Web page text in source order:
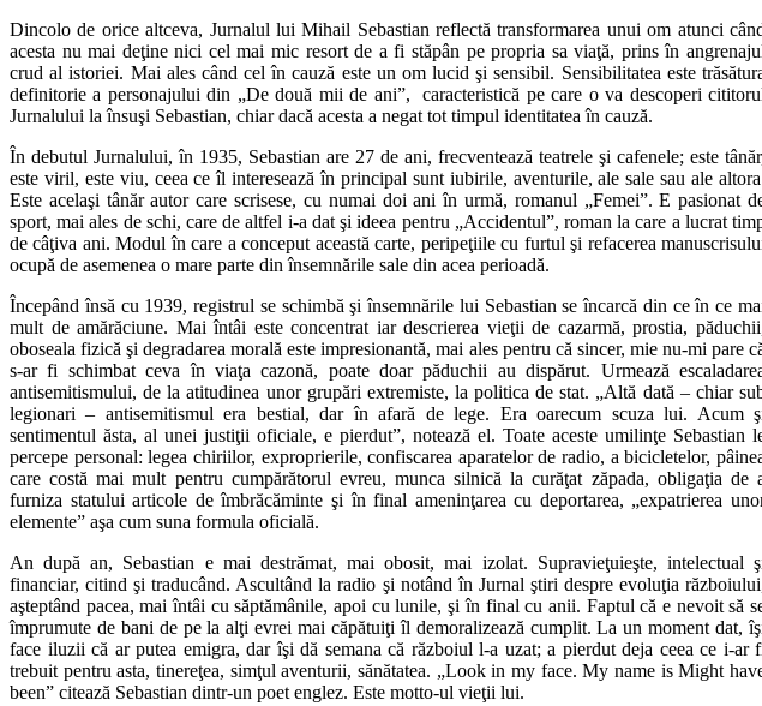
Dincolo de orice altceva, Jurnalul lui Mihail Sebastian reflectă transformarea unui om atunci
acesta nu mai deţine nici cel mai mic resort de a fi stăpân pe propria sa viaţă, prins în
crud al istoriei. Mai ales când cel în cauză este un om lucid şi sensibil. Sensibilitatea este
definitorie a personajului din „De două mii de ani”, caracteristică pe care o va descoperi
Jurnalului la însuşi Sebastian, chiar dacă acesta a negat tot timpul identitatea în cauză.
În debutul Jurnalului, în 1935, Sebastian are 27 de ani, frecventează teatrele şi cafenele; este
este viril, este viu, ceea ce îl interesează în principal sunt iubirile, aventurile, ale sale sau ale
Este acelaşi tânăr autor care scrisese, cu numai doi ani în urmă, romanul „Femei”. E pasionat
sport, mai ales de schi, care de altfel i-a dat şi ideea pentru „Accidentul”, roman la care a lucrat
de câţiva ani. Modul în care a conceput această carte, peripeţiile cu furtul şi refacerea
ocupă de asemenea o mare parte din însemnările sale din acea perioadă.
Începând însă cu 1939, registrul se schimbă şi însemnările lui Sebastian se încarcă din ce în ce
mult de amărăciune. Mai întâi este concentrat iar descrierea vieţii de cazarmă, prostia,
oboseala fizică şi degradarea morală este impresionantă, mai ales pentru că sincer, mie nu-mi pare
s-ar fi schimbat ceva în viaţa cazonă, poate doar păduchii au dispărut. Urmează
antisemitismului, de la atitudinea unor grupări extremiste, la politica de stat. „Altă dată – chiar
legionari – antisemitismul era bestial, dar în afară de lege. Era oarecum scuza lui. Acum
sentimentul ăsta, al unei justiţii oficiale, e pierdut”, notează el. Toate aceste umilinţe Sebastian
percepe personal: legea chiriilor, exproprierile, confiscarea aparatelor de radio, a bicicletelor,
care costă mai mult pentru cumpărătorul evreu, munca silnică la curăţat zăpada, obligaţia de
furniza statului articole de îmbrăcăminte şi în final ameninţarea cu deportarea, „expatrierea
elemente” aşa cum suna formula oficială.
An după an, Sebastian e mai destrămat, mai obosit, mai izolat. Supravieţuieşte, intelectual
financiar, citind şi traducând. Ascultând la radio şi notând în Jurnal ştiri despre evoluţia
aşteptând pacea, mai întâi cu săptămânile, apoi cu lunile, şi în final cu anii. Faptul că e nevoit să
împrumute de bani de pe la alţi evrei mai căpătuiţi îl demoralizează cumplit. La un moment dat,
face iluzii că ar putea emigra, dar îşi dă semana că războiul l-a uzat; a pierdut deja ceea ce i-ar
trebuit pentru asta, tinereţea, simţul aventurii, sănătatea. „Look in my face. My name is Might
been” citează Sebastian dintr-un poet englez. Este motto-ul vieţii lui.